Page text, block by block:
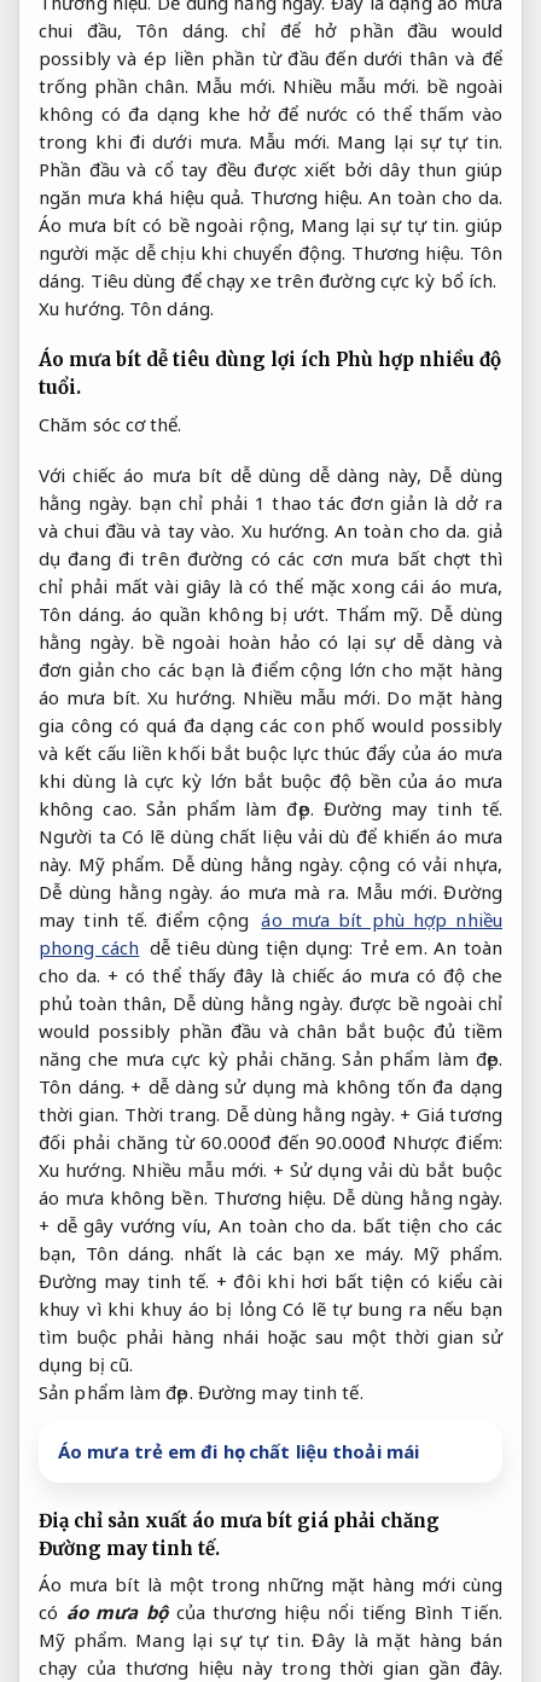
chui đầu, Tôn dáng. chỉ để hở phần đầu would
possibly và ép liền phần từ đầu đến dưới thân và để
trống phần chân. Mẫu mới. Nhiều mẫu mới. bề ngoài
không có đa dạng khe hở để nước có thể thấm vào
trong khi đi dưới mưa. Mẫu mới. Mang lại sự tự tin.
Phần đầu và cổ tay đều được xiết bởi dây thun giúp
ngăn mưa khá hiệu quả. Thương hiệu. An toàn cho da.
Áo mưa bít có bề ngoài rộng, Mang lại sự tự tin. giúp
người mặc dễ chịu khi chuyển động. Thương hiệu. Tôn
dáng. Tiêu dùng để chạy xe trên đường cực kỳ bổ ích.
Xu hướng. Tôn dáng.
Áo mưa bít dễ tiêu dùng lợi ích Phù hợp nhiều độ
tuổi.
Chăm sóc cơ thể.
Với chiếc áo mưa bít dễ dùng dễ dàng này, Dễ dùng
hằng ngày. bạn chỉ phải 1 thao tác đơn giản là dở ra
và chui đầu và tay vào. Xu hướng. An toàn cho da. giả
dụ đang đi trên đường có các cơn mưa bất chợt thì
chỉ phải mất vài giây là có thể mặc xong cái áo mưa,
Tôn dáng. áo quần không bị ướt. Thẩm mỹ. Dễ dùng
hằng ngày. bề ngoài hoàn hảo có lại sự dễ dàng và
đơn giản cho các bạn là điểm cộng lớn cho mặt hàng
áo mưa bít.Xu hướng. Nhiều mẫu mới. Do mặt hàng
gia công có quá đa dạng các con phố would possibly
và kết cấu liền khối bắt buộc lực thúc đẩy của áo mưa
khi dùng là cực kỳ lớn bắt buộc độ bền của áo mưa
không cao. Sản phẩm làm đẹp. Đường may tinh tế.
Người ta Có lẽ dùng chất liệu vải dù để khiến áo mưa
này. Mỹ phẩm. Dễ dùng hằng ngày. cộng có vải nhựa,
Dễ dùng hằng ngày. áo mưa mà ra. Mẫu mới. Đường
may tinh tế. điểm cộng áo mưa bít phù hợp nhiều
phong cách dễ tiêu dùng tiện dụng: Trẻ em. An toàn
cho da. + có thể thấy đây là chiếc áo mưa có độ che
phủ toàn thân, Dễ dùng hằng ngày. được bề ngoài chỉ
would possibly phần đầu và chân bắt buộc đủ tiềm
năng che mưa cực kỳ phải chăng.Sản phẩm làm đẹp.
Tôn dáng. + dễ dàng sử dụng mà không tốn đa dạng
thời gian. Thời trang. Dễ dùng hằng ngày. + Giá tương
đối phải chăng từ 60.000đ đến 90.000đ Nhược điểm:
Xu hướng. Nhiều mẫu mới. + Sử dụng vải dù bắt buộc
áo mưa không bền. Thương hiệu. Dễ dùng hằng ngày.
+ dễ gây vướng víu, An toàn cho da. bất tiện cho các
bạn, Tôn dáng. nhất là các bạn xe máy. Mỹ phẩm.
Đường may tinh tế. + đôi khi hơi bất tiện có kiểu cài
khuy vì khi khuy áo bị lỏng Có lẽ tự bung ra nếu bạn
tìm buộc phải hàng nhái hoặc sau một thời gian sử
dụng bị cũ.
Sản phẩm làm đẹp. Đường may tinh tế.
Áo mưa trẻ em đi học chất liệu thoải mái
Điạ chỉ sản xuất áo mưa bít giá phải chăng
Đường may tinh tế.
Áo mưa bít là một trong những mặt hàng mới cùng
có áo mưa bộcủa thương hiệu nổi tiếng Bình Tiến.
Mỹ phẩm. Mang lại sự tự tin. Đây là mặt hàng bán
chạy của thương hiệu này trong thời gian gần đây.